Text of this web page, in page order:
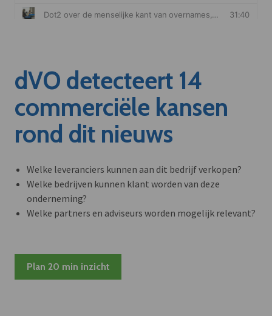
dVO detecteert 14
commerciële kansen
rond dit nieuws
Welke leveranciers kunnen aan dit bedrijf verkopen?
Welke bedrijven kunnen klant worden van deze
onderneming?
Welke partners en adviseurs worden mogelijk relevant?
Plan 20 min inzicht